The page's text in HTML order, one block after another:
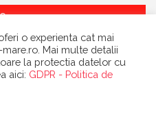
o experienta cat mai
Mai multe detalii
la protectia datelor cu
aici: GDPR - Politica de